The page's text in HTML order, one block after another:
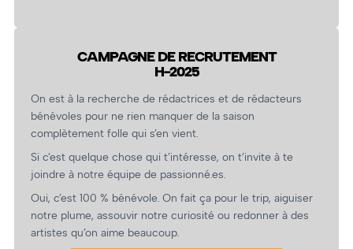
CAMPAGNE DE RECRUTEMENT
H-2025
On est à la recherche de rédactrices et de rédacteurs
bénévoles pour ne rien manquer de la saison
complètement folle qui s’en vient.
Si c’est quelque chose qui t’intéresse, on t’invite à te
joindre à notre équipe de passionné.es.
Oui, c’est 100 % bénévole. On fait ça pour le trip, aiguiser
notre plume, assouvir notre curiosité ou redonner à des
artistes qu’on aime beaucoup.